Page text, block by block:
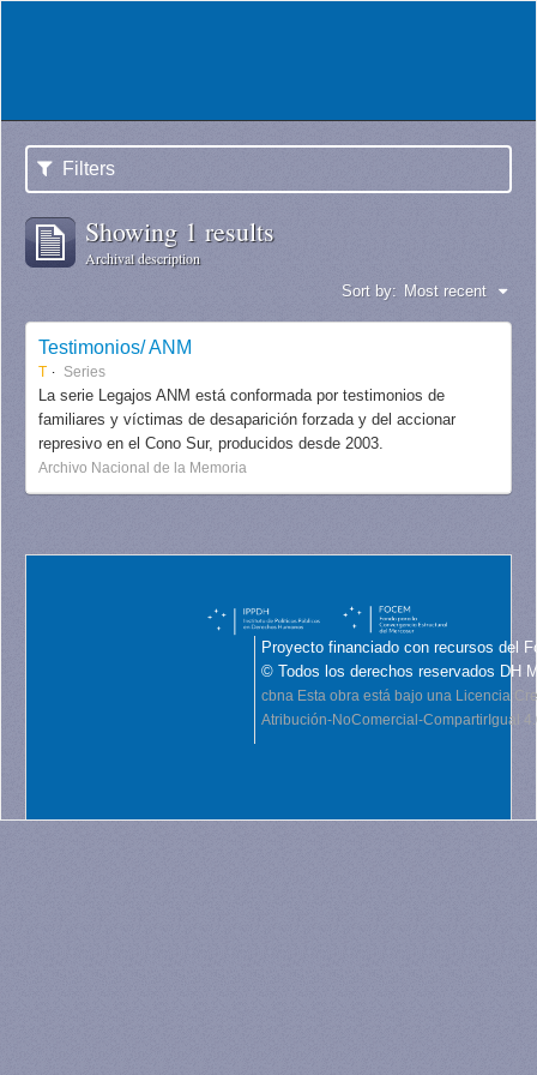
Filters
Showing 1 results
Archival description
Sort by: Most recent
Testimonios/ ANM
T Series
La serie Legajos ANM está conformada por testimonios de
familiares y víctimas de desaparición forzada y del accionar
represivo en el Cono Sur, producidos desde 2003.
Archivo Nacional de la Memoria
Proyecto financiado con recursos del
© Todos los derechos reservados DH
cbna Esta obra está bajo una Licencia
Atribución-NoComercial-CompartirIgual